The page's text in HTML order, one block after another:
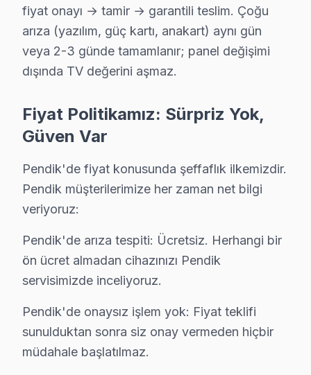
Kurtdoğmuş Hisense Açılmıyor Arıza →
Kurtköy Hisense Servis
Hisense TV HDMI port arızası Kurtköy adresine gelen
Orhangazi Hisense Servis
Hisense TV'nizin Orhangazi adresine gelen ekibimiz
Orta Hisense Servis
Hisense TV Orta adresinde firmware güncellemesi
Orta Hisense Açılmıyor Arıza →
Ramazanoğlu Hisense Servis
Ramazanoğlu sakinleri için Hisense TV tamir hizmetimiz:
Sanayi Hisense Servis
Sanayi mahallesi Hisense TV teknisyeniniz ortalama 90
fiyat onayı → tamir → garantili teslim. Çoğu
arıza (yazılım, güç kartı, anakart) aynı gün
veya 2-3 günde tamamlanır; panel değişimi
dışında TV değerini aşmaz.
Fiyat Politikamız: Sürpriz Yok,
Güven Var
Pendik'de fiyat konusunda şeffaflık ilkemizdir.
Pendik müşterilerimize her zaman net bilgi
veriyoruz:
Pendik'de arıza tespiti: Ücretsiz. Herhangi bir
ön ücret almadan cihazınızı Pendik
servisimizde inceliyoruz.
Pendik'de onaysız işlem yok: Fiyat teklifi
sunulduktan sonra siz onay vermeden hiçbir
müdahale başlatılmaz.